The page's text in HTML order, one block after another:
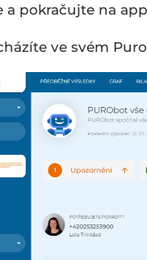
a pokračujte na
ve svém